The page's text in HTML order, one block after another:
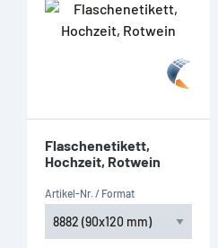
Flaschenetikett,
Hochzeit, Rotwein
Artikel-Nr. / Format